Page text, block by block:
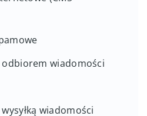
wiadomości
wiadomości